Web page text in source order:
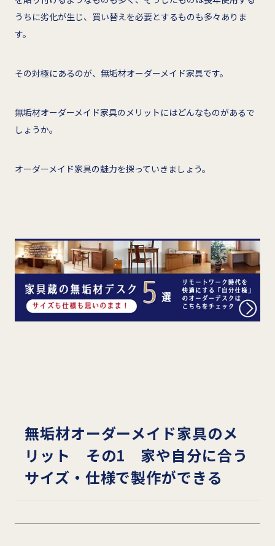
うちに劣化が生じ、買い替えを必要とするものも多々ありま
す。
その対極にあるのが、無垢材オーダーメイド家具です。
無垢材オーダーメイド家具のメリットにはどんなものがあるで
しょうか。
オーダーメイド家具の魅力を探っていきましょう。
無垢材オーダーメイド家具のメ
リット その1 家や自分に合う
サイズ・仕様で製作ができる